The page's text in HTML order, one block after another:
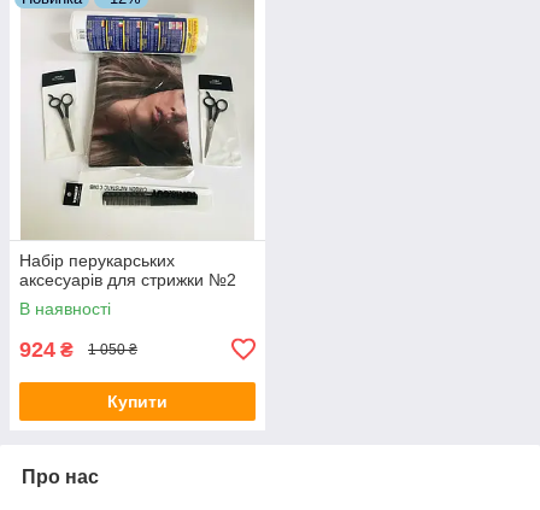
Набір перукарських
аксесуарів для стрижки №2
В наявності
924 ₴ 1 050 ₴
Купити
Про нас